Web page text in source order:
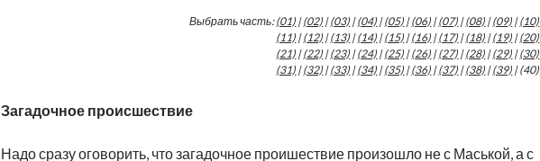
Выбрать часть:(01) |(02) |(03) |(04) |(05) |(06) |(07) |(08) |(09) |(10)
(11) |(12) |(13) |(14) |(15) |(16) |(17) |(18) |(19) |(20)
(21) |(22) |(23) |(24) |(25) |(26) |(27) |(28) |(29) |(30)
(31) |(32) |(33) |(34) |(35) |(36) |(37) |(38) |(39) | (40)
Загадочное происшествие
Надо сразу оговорить, что загадочное проишествие произошло не с Маськой, а с